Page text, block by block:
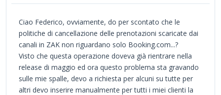
Ciao Federico, ovviamente, do per scontato che le
politiche di cancellazione delle prenotazioni scaricate dai
canali in ZAK non riguardano solo Booking.com...?
Visto che questa operazione doveva già rientrare nella
release di maggio ed ora questo problema sta gravando
sulle mie spalle, devo a richiesta per alcuni su tutte per
altri devo inserire manualmente per tutti i miei clienti la